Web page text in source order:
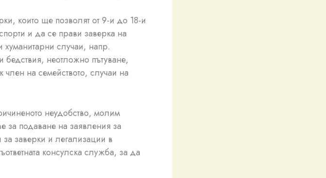
които ще позволят от 9-и до 18-и
и да се прави заверка на
случаи, напр.
неотложно пътуване,
на семейството, случаи на
неудобство, молим
за подаване на заявления за
заверки и легализации в
консулска служба, за да